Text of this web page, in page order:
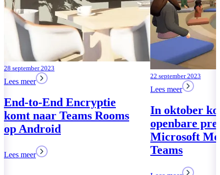
22 september 2023
In oktober komt de
openbare preview van
Microsoft Mesh voor
Teams
Lees meer